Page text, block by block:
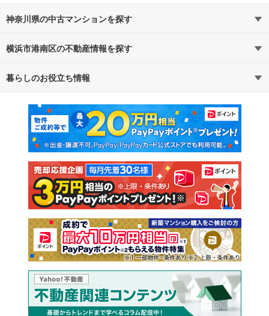
神奈川県の中古マンションを探す
路線・駅から探す
通勤・通学時間から探す
横浜市港南区の不動産情報を探す
不動産・住宅
新築マンション 中古マンション
新築一戸建て 中古一戸建て
注文住宅 土地
売却査定
暮らしのお役立ち情報
マンションカタログ 教えて！住まいの先生